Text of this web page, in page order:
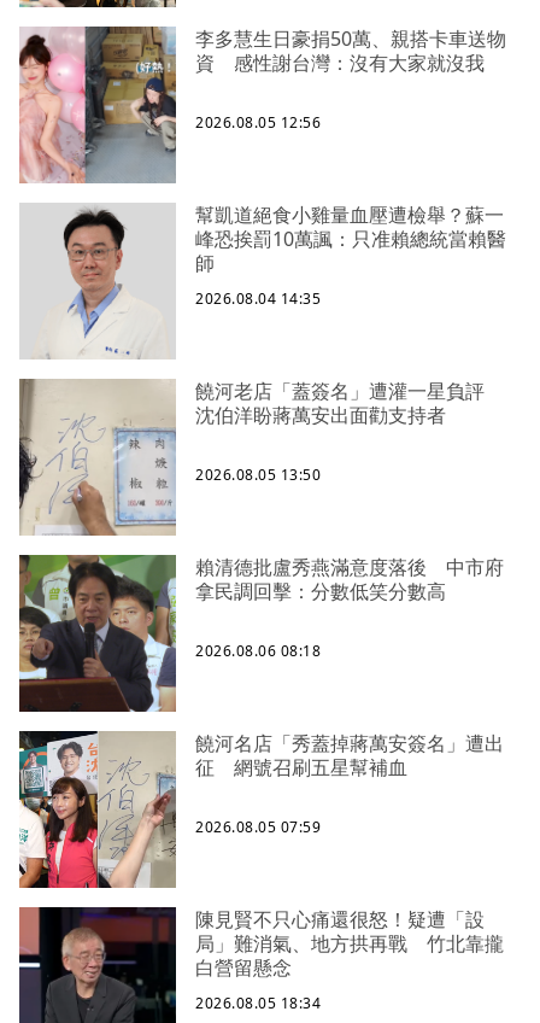
李多慧生日豪捐50萬、親搭卡車送物
資 感性謝台灣：沒有大家就沒我
2026.08.05 12:56
幫凱道絕食小雞量血壓遭檢舉？蘇一
峰恐挨罰10萬諷：只准賴總統當賴醫
師
2026.08.04 14:35
饒河老店「蓋簽名」遭灌一星負評
沈伯洋盼蔣萬安出面勸支持者
2026.08.05 13:50
賴清德批盧秀燕滿意度落後 中市府
拿民調回擊：分數低笑分數高
2026.08.06 08:18
饒河名店「秀蓋掉蔣萬安簽名」遭出
征 網號召刷五星幫補血
2026.08.05 07:59
陳見賢不只心痛還很怒！疑遭「設
局」難消氣、地方拱再戰 竹北靠攏
白營留懸念
2026.08.05 18:34